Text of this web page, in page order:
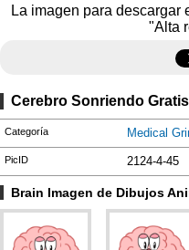
La imagen para descargar
"Alta
Cerebro Sonriendo
Categoría Medical
PicID 2124-4-45
Brain Imagen de Dibujos